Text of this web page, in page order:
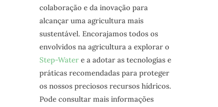
colaboração e da inovação para
alcançar uma agricultura mais
sustentável. Encorajamos todos os
envolvidos na agricultura a explorar o
Step-Watere a adotar as tecnologias e
práticas recomendadas para proteger
os nossos preciosos recursos hídricos.
Pode consultar mais informações